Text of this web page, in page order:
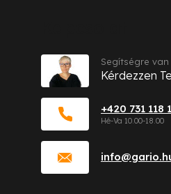
info@
+420 731 118
Segítségre van
Kérdezzen